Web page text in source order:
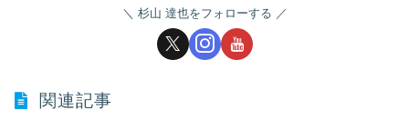
杉山 達也をフォローする
関連記事